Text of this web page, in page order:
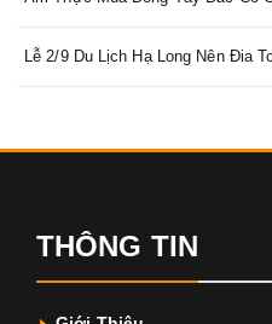
Lễ 2/9 Du Lịch Hạ Long Nên Đia
THÔNG TIN